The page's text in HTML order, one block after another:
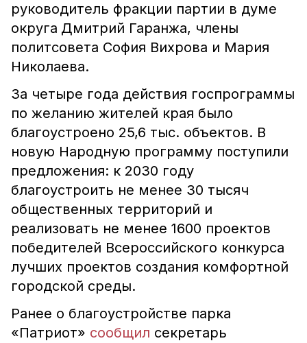
руководитель фракции партии в думе
округа Дмитрий Гаранжа, члены
политсовета София Вихрова и Мария
Николаева.
За четыре года действия госпрограммы
по желанию жителей края было
благоустроено 25,6 тыс. объектов. В
новую Народную программу поступили
предложения: к 2030 году
благоустроить не менее 30 тысяч
общественных территорий и
реализовать не менее 1600 проектов
победителей Всероссийского конкурса
лучших проектов создания комфортной
городской среды.
Ранее о благоустройстве парка
«Патриот» сообщил секретарь